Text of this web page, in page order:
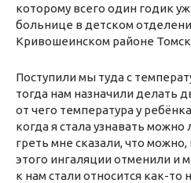
которому всего один годик
больнице в детском
Кривошеинском районе
Поступили мы туда с
тогда нам назначили делать
от чего температура у
когда я стала узнавать
греть мне сказали, что
этого ингаляции отменили и
к нам стали относится как-то